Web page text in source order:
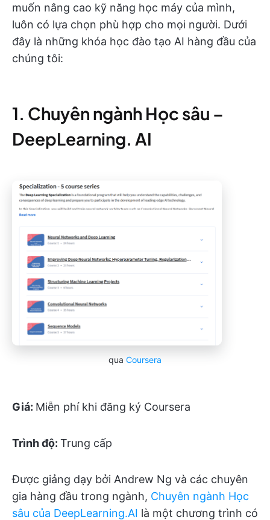
muốn nâng cao kỹ năng học máy của mình,
luôn có lựa chọn phù hợp cho mọi người. Dưới
đây là những khóa học đào tạo AI hàng đầu của
chúng tôi:
1. Chuyên ngành Học sâu –
DeepLearning. AI
qua Coursera
Giá: Miễn phí khi đăng ký Coursera
Trình độ: Trung cấp
Được giảng dạy bởi Andrew Ng và các chuyên
gia hàng đầu trong ngành, Chuyên ngành Học
sâu của DeepLearning.AI là một chương trình có